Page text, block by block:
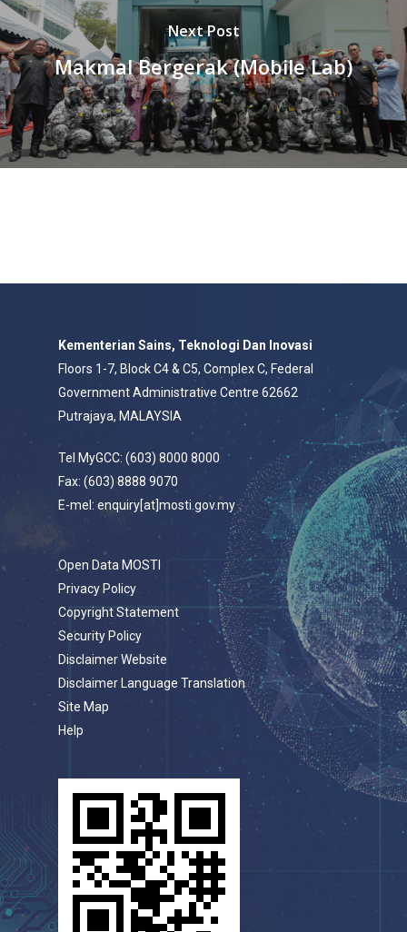
Next Post
Makmal Bergerak (Mobile Lab)
Kementerian Sains, Teknologi Dan Inovasi
Floors 1-7, Block C4 & C5, Complex C, Federal
Government Administrative Centre 62662
Putrajaya, MALAYSIA
Tel MyGCC: (603) 8000 8000
Fax: (603) 8888 9070
E-mel: enquiry[at]mosti.gov.my
Open Data MOSTI
Privacy Policy
Copyright Statement
Security Policy
Disclaimer Website
Disclaimer Language Translation
Site Map
Help